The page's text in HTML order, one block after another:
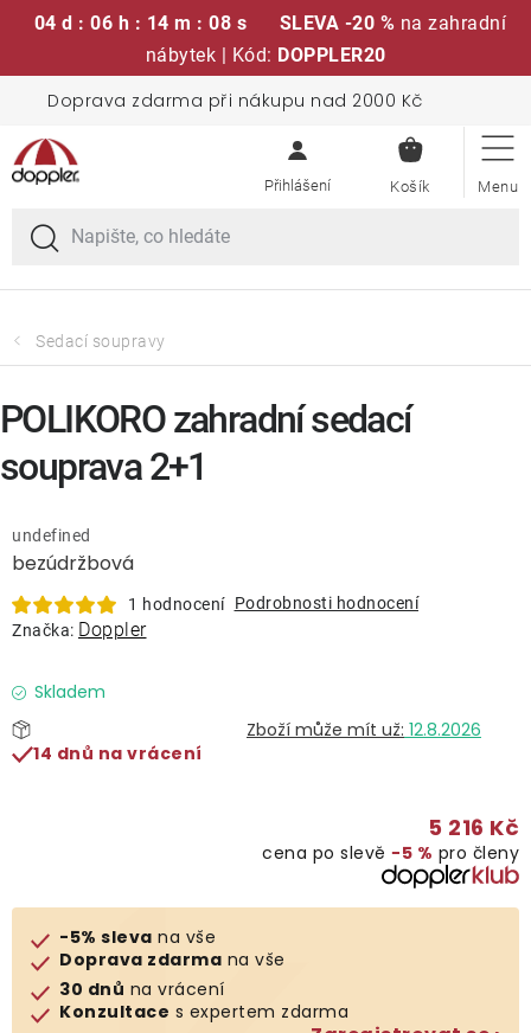
04 d : 06 h : 14 m : 08 s SLEVA -20 % na zahradní
nábytek | Kód: DOPPLER20
obsah
Doprava zdarma při nákupu nad 2000 Kč
KOŠÍK
Sedací soupravy
Slunečníky
Křesla a židle
Lavice a houpačky
Lehátka
Doplňky
Deštníky
Gastro produkty
Klub výhod
Sedací soupravy
bezúdržbová
undefined
1 hodnocení Podrobnosti hodnocení
Značka: Doppler
Skladem
12.8.2026
14 dnů na vrácení
5 216 Kč
cena po slevě −5 % pro členy
-5% sleva na vše
Doprava zdarma na vše
30 dnů na vrácení
Konzultace s expertem zdarma
POLIKORO zahradní sedací
souprava 2+1